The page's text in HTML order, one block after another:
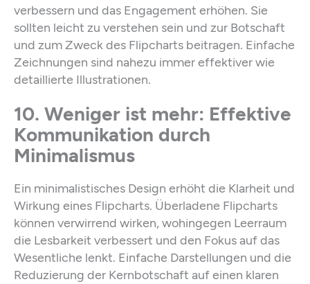
verbessern und das Engagement erhöhen. Sie
sollten leicht zu verstehen sein und zur Botschaft
und zum Zweck des Flipcharts beitragen. Einfache
Zeichnungen sind nahezu immer effektiver wie
detaillierte Illustrationen.
10. Weniger ist mehr: Effektive
Kommunikation durch
Minimalismus
Ein minimalistisches Design erhöht die Klarheit und
Wirkung eines Flipcharts. Überladene Flipcharts
können verwirrend wirken, wohingegen Leerraum
die Lesbarkeit verbessert und den Fokus auf das
Wesentliche lenkt. Einfache Darstellungen und die
Reduzierung der Kernbotschaft auf einen klaren